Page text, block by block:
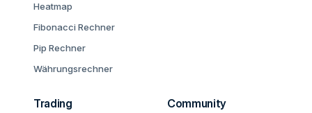
Heatmap
Fibonacci Rechner
Pip Rechner
Währungsrechner
Trading Community